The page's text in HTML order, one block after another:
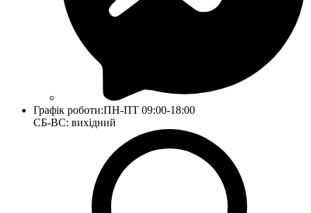
Графік роботи:ПН-ПТ 09:00-18:00
СБ-ВС: вихідний